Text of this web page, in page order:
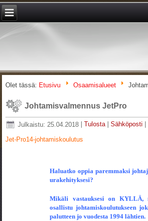
Olet tässä: Etusivu Osaamisalueet
Johtamisvalmennus JetPro
Julkaistu: 25.04.2018 Tulosta |Sähköposti
Jet-Pro14-johtamiskoulutus
Haluatko oppia paremmaksi
urakehityksesi?
Mikäli vastauksesi on KYLLÄ,
osallistu johtamiskoulutukseen
palutteen jo vuodesta 1994 lähtien.